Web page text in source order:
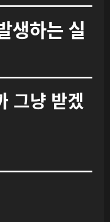
생하는 실
그냥 받겠